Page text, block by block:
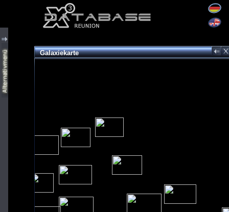
Galaxiekarte